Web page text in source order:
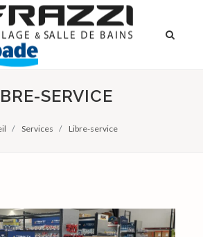
SERVICE
Services Libre-service